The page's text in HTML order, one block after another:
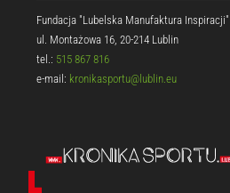
Fundacja "Lubelska Manufaktura Inspiracji"
ul. Montażowa 16, 20-214 Lublin
tel.: 515 867 816
e-mail: kronikasportu@lublin.eu